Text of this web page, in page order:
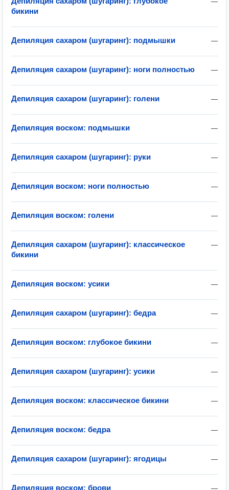
бикини
—
Депиляция сахаром (шугаринг): подмышки
—
Депиляция сахаром (шугаринг): ноги полностью
—
Депиляция сахаром (шугаринг): голени
—
Депиляция воском: подмышки
—
Депиляция сахаром (шугаринг): руки
—
Депиляция воском: ноги полностью
—
Депиляция воском: голени
—
Депиляция сахаром (шугаринг): классическое
бикини
—
Депиляция воском: усики
—
Депиляция сахаром (шугаринг): бедра
—
Депиляция воском: глубокое бикини
—
Депиляция сахаром (шугаринг): усики
—
Депиляция воском: классическое бикини
—
Депиляция воском: бедра
—
Депиляция сахаром (шугаринг): ягодицы
—
Депиляция воском: брови